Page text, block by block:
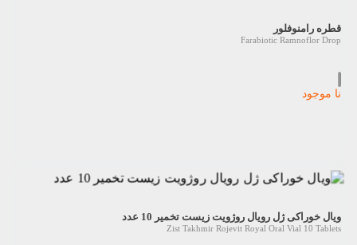
قطره رامنوفلور
Farabiotic Ramnoflor Drop
نا موجود
ویال خوراکی ژل رویال روژویت زیست تخمیر 10 عدد
Zist Takhmir Rojevit Royal Oral Vial 10 Tablets